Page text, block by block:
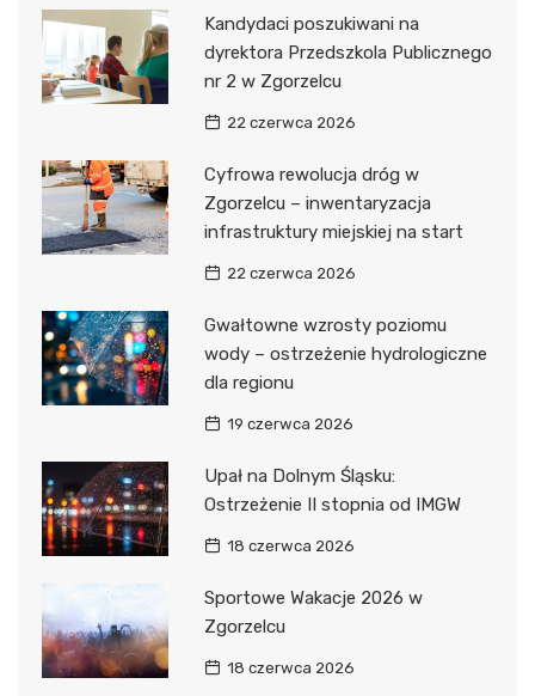
Kandydaci poszukiwani na
dyrektora Przedszkola Publicznego
nr 2 w Zgorzelcu
22 czerwca 2026
Cyfrowa rewolucja dróg w
Zgorzelcu – inwentaryzacja
infrastruktury miejskiej na start
22 czerwca 2026
Gwałtowne wzrosty poziomu
wody – ostrzeżenie hydrologiczne
dla regionu
19 czerwca 2026
Upał na Dolnym Śląsku:
Ostrzeżenie II stopnia od IMGW
18 czerwca 2026
Sportowe Wakacje 2026 w
Zgorzelcu
18 czerwca 2026